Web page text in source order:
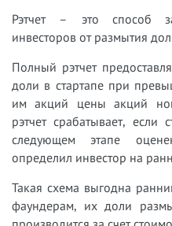
Рэтчет – это способ
инвесторов от размытия
Полный рэтчет
доли в стартапе при
им акций цены акций
рэтчет срабатывает, если
следующем этапе
определил инвестор на
Такая схема выгодна
фаундерам, их доли